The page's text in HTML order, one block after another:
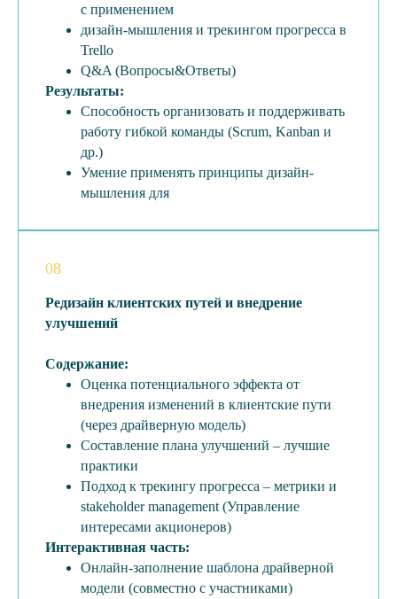
с применением
дизайн-мышления и трекингом прогресса в
Trello
Q&A (Вопросы&Ответы)
Результаты:
Способность организовать и поддерживать
работу гибкой команды (Scrum, Kanban и
др.)
Умение применять принципы дизайн-
мышления для
08
Редизайн клиентских путей и внедрение
улучшений
Содержание:
Оценка потенциального эффекта от
внедрения изменений в клиентские пути
(через драйверную модель)
Составление плана улучшений – лучшие
практики
Подход к трекингу прогресса – метрики и
stakeholder management (Управление
интересами акционеров)
Интерактивная часть:
Онлайн-заполнение шаблона драйверной
модели (совместно с участниками)